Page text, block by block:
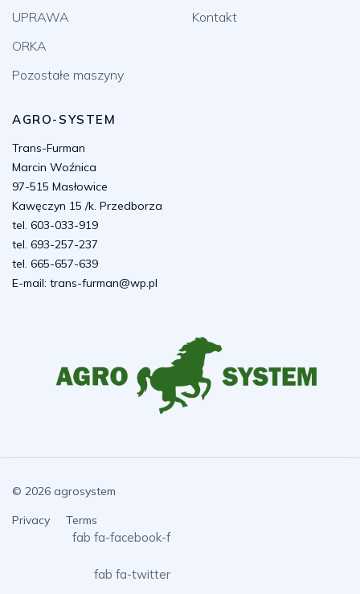
UPRAWA
ORKA
Pozostałe maszyny
Kontakt
AGRO-SYSTEM
Trans-Furman
Marcin Woźnica
97-515 Masłowice
Kawęczyn 15 /k. Przedborza
tel. 603-033-919
tel. 693-257-237
tel. 665-657-639
E-mail: trans-furman@wp.pl
© 2026 agrosystem
Privacy
Terms
fab fa-facebook-f
fab fa-twitter